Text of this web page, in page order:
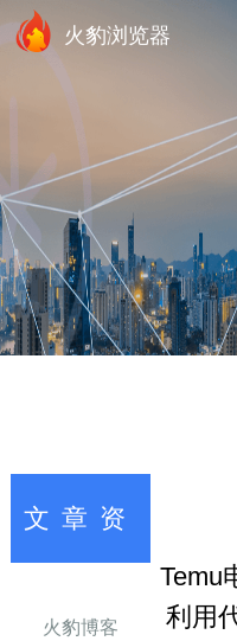
火豹浏览器
文章资
火豹博客
Temu
利用